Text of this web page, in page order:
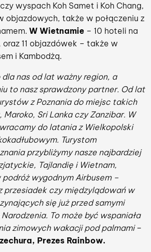
wyspach Koh Samet i Koh Chang,
objazdowych, także w połączeniu z
W Wietnamie – 10 hoteli na
11 objazdówek – także w
i Kambodżą.
nas od lat ważny region, a
to nasz sprawdzony partner. Od lat
z Poznania do miejsc takich
Sri Lanka czy Zanzibar. W
do latania z Wielkopolski
Turystom
przybliżymy nasze najbardziej
Tajlandię i Wietnam,
wygodnym Airbusem –
przesiadek czy międzylądowań w
się już przed samymi
To może być wspaniała
zimowych wakacji pod palmami–
Prezes Rainbow.